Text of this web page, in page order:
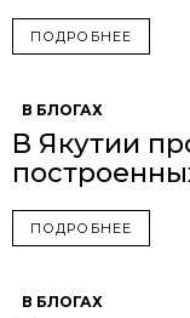
ПОДРОБНЕЕ
В БЛОГАХ
В Якутии
ПОДРОБНЕЕ
В БЛОГАХ